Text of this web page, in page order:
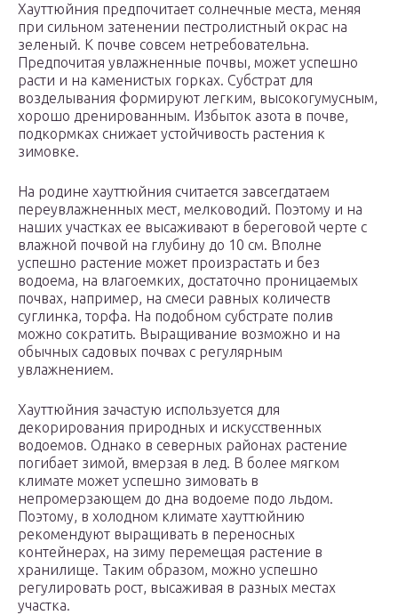
Хауттюйния предпочитает солнечные места, меняя
при сильном затенении пестролистный окрас на
зеленый. К почве совсем нетребовательна.
Предпочитая увлажненные почвы, может успешно
расти и на каменистых горках. Субстрат для
возделывания формируют легким, высокогумусным,
хорошо дренированным. Избыток азота в почве,
подкормках снижает устойчивость растения к
зимовке.
На родине хауттюйния считается завсегдатаем
переувлажненных мест, мелководий. Поэтому и на
наших участках ее высаживают в береговой черте с
влажной почвой на глубину до 10 см. Вполне
успешно растение может произрастать и без
водоема, на влагоемких, достаточно проницаемых
почвах, например, на смеси равных количеств
суглинка, торфа. На подобном субстрате полив
можно сократить. Выращивание возможно и на
обычных садовых почвах с регулярным
увлажнением.
Хауттюйния зачастую используется для
декорирования природных и искусственных
водоемов. Однако в северных районах растение
погибает зимой, вмерзая в лед. В более мягком
климате может успешно зимовать в
непромерзающем до дна водоеме подо льдом.
Поэтому, в холодном климате хауттюйнию
рекомендуют выращивать в переносных
контейнерах, на зиму перемещая растение в
хранилище. Таким образом, можно успешно
регулировать рост, высаживая в разных местах
участка.